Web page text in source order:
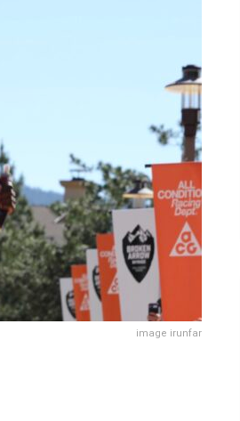
image irunfar